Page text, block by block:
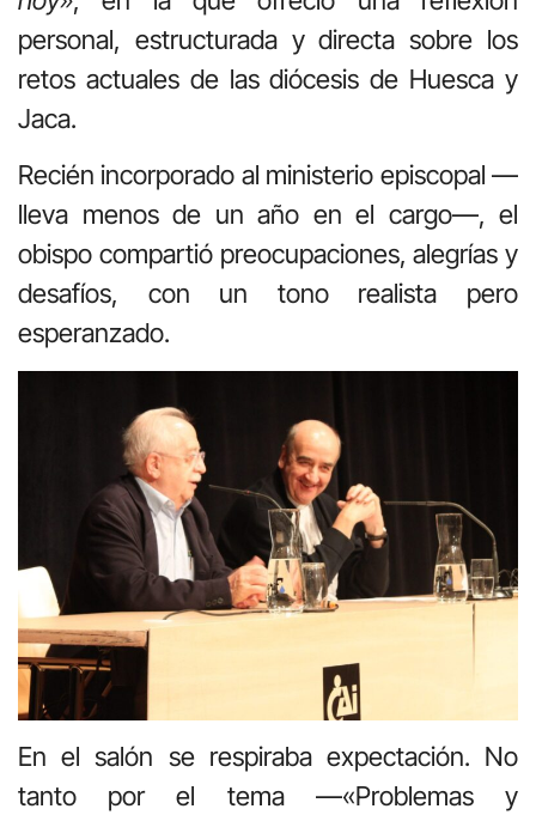
personal, estructurada y directa sobre los
retos actuales de las diócesis de Huesca y
Jaca.
Recién incorporado al ministerio episcopal —
lleva menos de un año en el cargo—, el
obispo compartió preocupaciones, alegrías y
desafíos, con un tono realista pero
esperanzado.
En el salón se respiraba expectación. No
tanto por el tema —«Problemas y